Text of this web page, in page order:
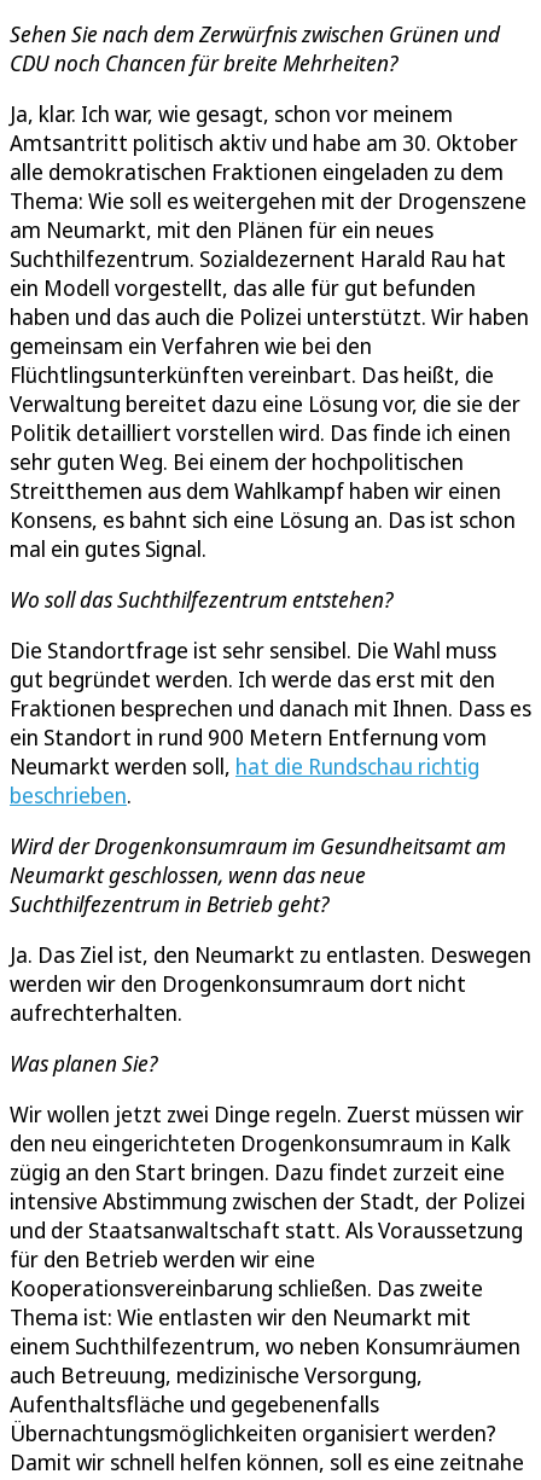
Sehen Sie nach dem Zerwürfnis zwischen Grünen und
CDU noch Chancen für breite Mehrheiten?
Ja, klar. Ich war, wie gesagt, schon vor meinem
Amtsantritt politisch aktiv und habe am 30. Oktober
alle demokratischen Fraktionen eingeladen zu dem
Thema: Wie soll es weitergehen mit der Drogenszene
am Neumarkt, mit den Plänen für ein neues
Suchthilfezentrum. Sozialdezernent Harald Rau hat
ein Modell vorgestellt, das alle für gut befunden
haben und das auch die Polizei unterstützt. Wir haben
gemeinsam ein Verfahren wie bei den
Flüchtlingsunterkünften vereinbart. Das heißt, die
Verwaltung bereitet dazu eine Lösung vor, die sie der
Politik detailliert vorstellen wird. Das finde ich einen
sehr guten Weg. Bei einem der hochpolitischen
Streitthemen aus dem Wahlkampf haben wir einen
Konsens, es bahnt sich eine Lösung an. Das ist schon
mal ein gutes Signal.
Wo soll das Suchthilfezentrum entstehen?
Die Standortfrage ist sehr sensibel. Die Wahl muss
gut begründet werden. Ich werde das erst mit den
Fraktionen besprechen und danach mit Ihnen. Dass es
ein Standort in rund 900 Metern Entfernung vom
Neumarkt werden soll, hat die Rundschau richtig
beschrieben.
Wird der Drogenkonsumraum im Gesundheitsamt am
Neumarkt geschlossen, wenn das neue
Suchthilfezentrum in Betrieb geht?
Ja. Das Ziel ist, den Neumarkt zu entlasten. Deswegen
werden wir den Drogenkonsumraum dort nicht
aufrechterhalten.
Was planen Sie?
Wir wollen jetzt zwei Dinge regeln. Zuerst müssen wir
den neu eingerichteten Drogenkonsumraum in Kalk
zügig an den Start bringen. Dazu findet zurzeit eine
intensive Abstimmung zwischen der Stadt, der Polizei
und der Staatsanwaltschaft statt. Als Voraussetzung
für den Betrieb werden wir eine
Kooperationsvereinbarung schließen. Das zweite
Thema ist: Wie entlasten wir den Neumarkt mit
einem Suchthilfezentrum, wo neben Konsumräumen
auch Betreuung, medizinische Versorgung,
Aufenthaltsfläche und gegebenenfalls
Übernachtungsmöglichkeiten organisiert werden?
Damit wir schnell helfen können, soll es eine zeitnahe